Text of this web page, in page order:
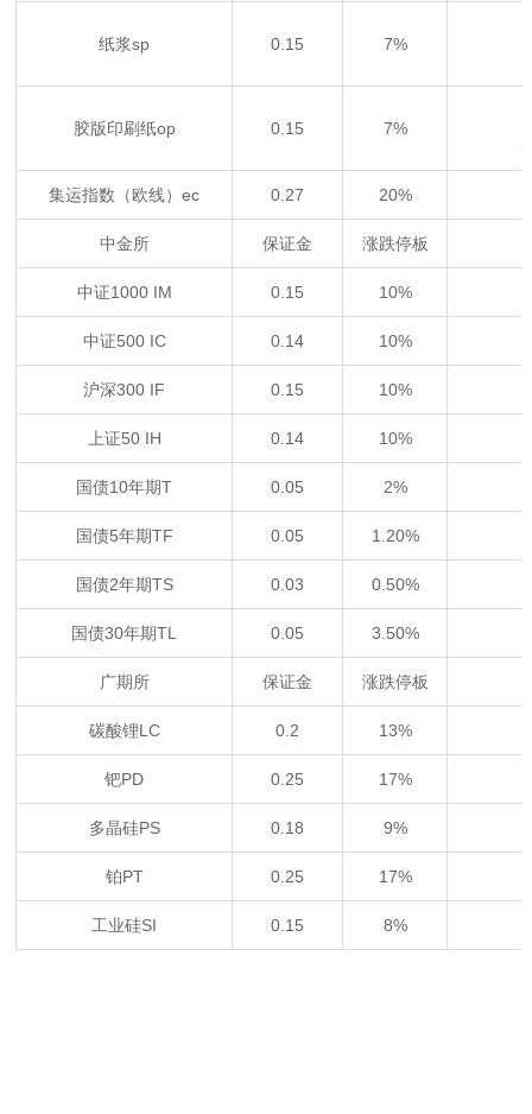
纸浆sp 0.15
7%
胶版印刷纸op 0.15
7%
集运指数（欧线）ec 0.27 20%
中金所 保证金 涨跌停板
中证1000 IM 0.15 10%
中证500 IC 0.14 10%
沪深300 IF 0.15 10%
上证50 IH 0.14 10%
国债10年期T 0.05 2%
国债5年期TF 0.05 1.20%
国债2年期TS 0.03 0.50%
国债30年期TL 0.05 3.50%
广期所 保证金 涨跌停板
碳酸锂LC 0.2 13%
钯PD 0.25 17%
多晶硅PS 0.18 9%
铂PT 0.25 17%
工业硅SI 0.15 8%